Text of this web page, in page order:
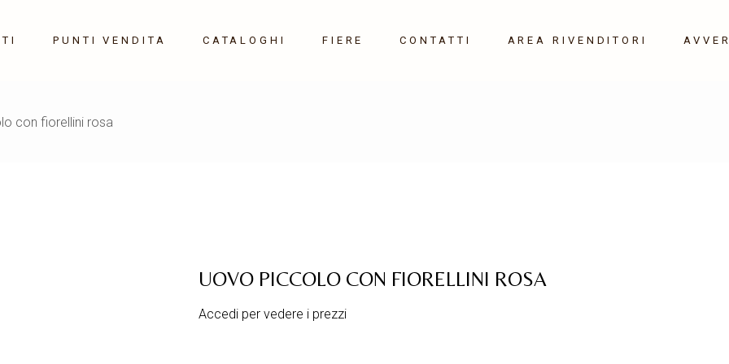
PUNTI VENDITA CATALOGHI FIERE CONTATTI AREA RIVENDITORI
con fiorellini rosa
UOVO PICCOLO CON FIORELLINI ROSA
Accedi per vedere i prezzi